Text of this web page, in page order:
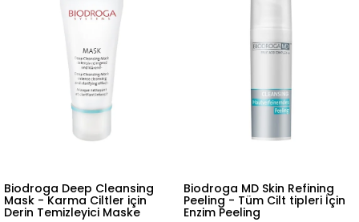
Biodroga Deep Cleansing
Mask - Karma Ciltler için
Derin Temizleyici Maske
Biodroga MD Skin Refining
Peeling - Tüm Cilt tipleri İçin
Enzim Peeling